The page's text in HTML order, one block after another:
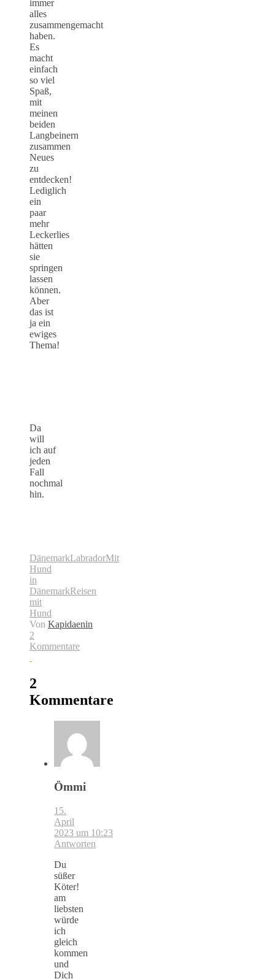
immer
alles
zusammengemacht
haben.
Es
macht
einfach
so viel
Spaß,
mit
meinen
beiden
Langbeinern
zusammen
Neues
zu
entdecken!
Lediglich
ein
paar
mehr
Leckerlies
hätten
sie
springen
lassen
können.
Aber
das ist
ja ein
ewiges
Thema!
Da
will
ich auf
jeden
Fall
nochmal
hin.
DänemarkLabradorMit
Hund
in
DänemarkReisen
mit
Hund
Von Kapidaenin
2
Kommentare
2
Kommentare
Ömmi
15.
April
2023 um 10:23
Antworten
Du
süßer
Köter!
am
liebsten
würde
ich
gleich
kommen
und
Dich